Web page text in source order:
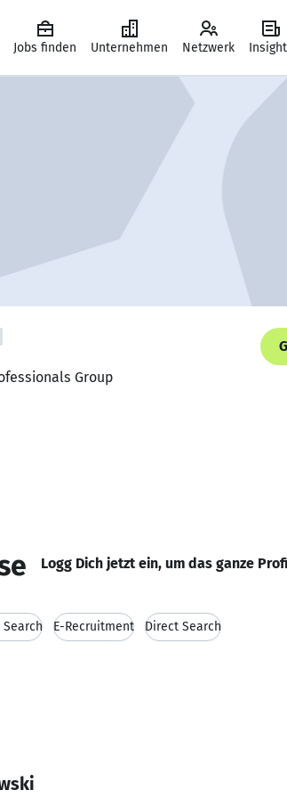
Jobs finden Unternehmen Netzwerk
Group
Logg Dich jetzt ein, um das ganze
Search E-Recruitment Direct Search